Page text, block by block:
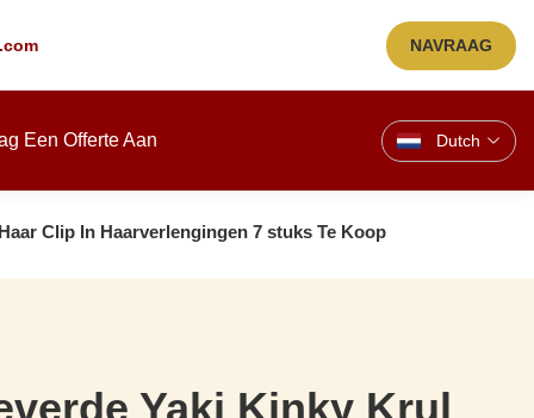
NAVRAAG
Een Offerte Aan Dutch
Clip In Haarverlengingen 7 stuks Te Koop
Yaki Kinky Krul